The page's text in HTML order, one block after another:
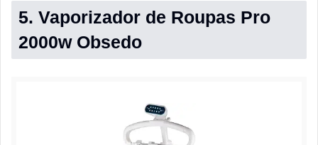
5. Vaporizador de Roupas Pro
2000w Obsedo